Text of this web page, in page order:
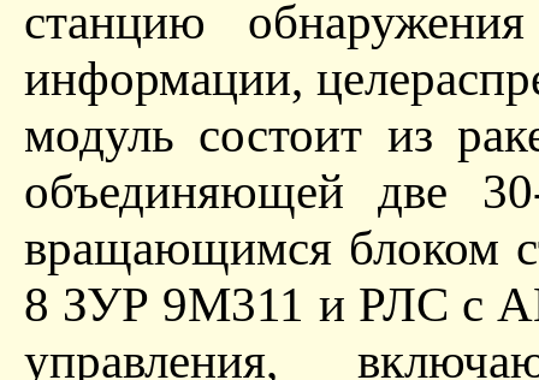
станцию
информации,
модуль состоит из
объединяющей две
вращающимся блоком
8 ЗУР 9М311 и РЛС с
управления,